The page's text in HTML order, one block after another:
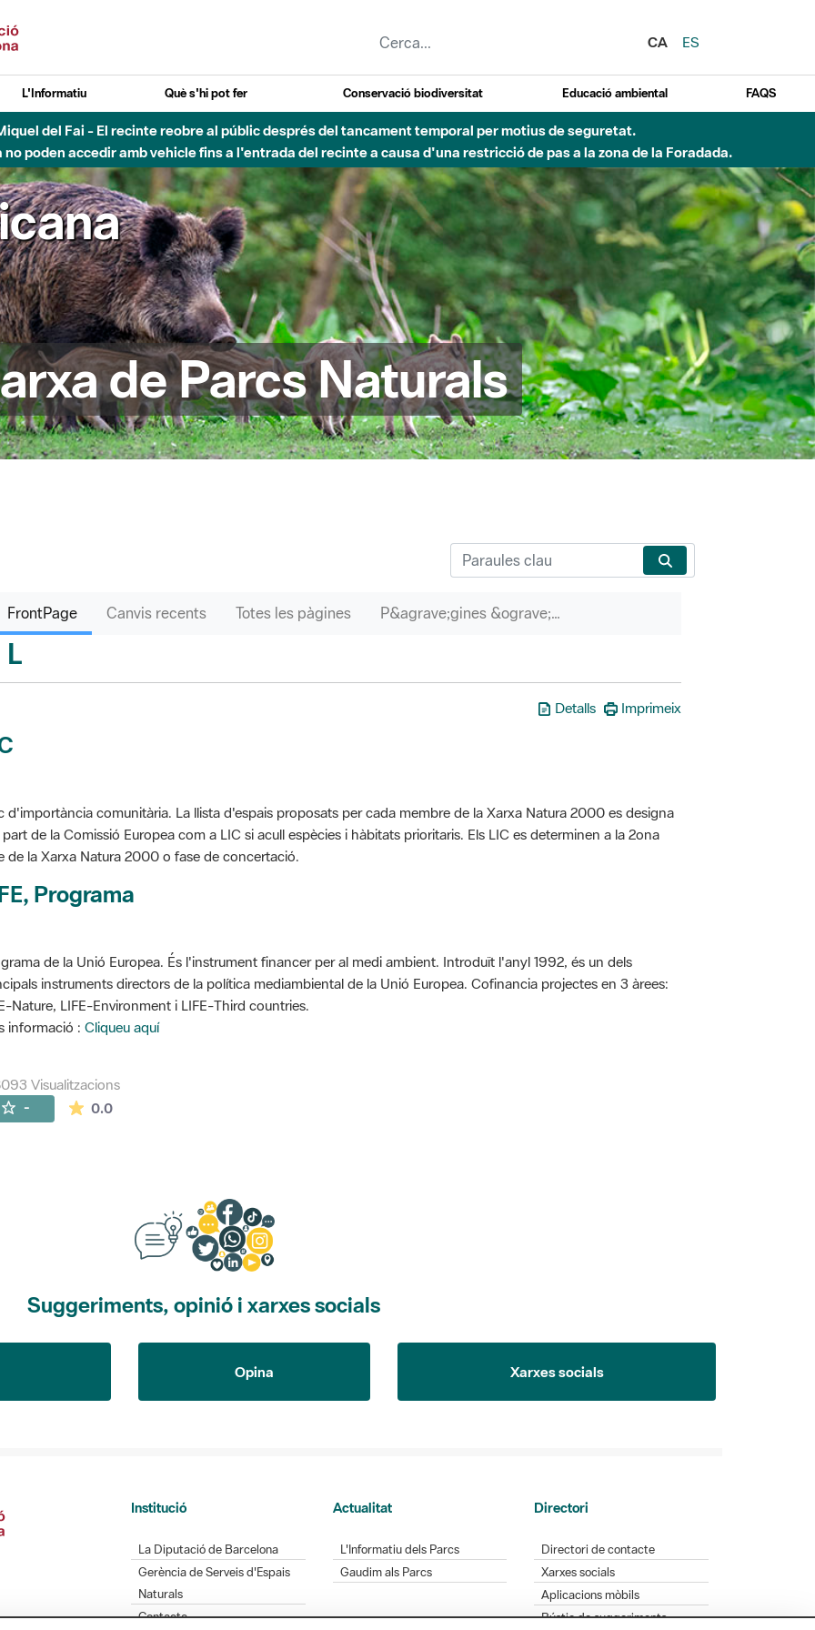
CA
ES
L'Informatiu Què s'hi pot fer Conservació biodiversitat Educació ambiental FAQS
del Fai - El recinte reobre al públic després del tancament temporal per motius de seguretat.
poden accedir amb vehicle fins a l'entrada del recinte a causa d'una restricció de pas a la zona de la Foradada.
de Parcs Naturals
FrontPage Canvis recents Totes les pàgines P&agrave;gines &ograve;rfenes
L
Detalls Imprimeix
d'importància comunitària. La llista d'espais proposats per cada membre de la Xarxa Natura 2000 es designa
de la Comissió Europea com a LIC si acull espècies i hàbitats prioritaris. Els LIC es determinen a la 2ona
de la Xarxa Natura 2000 o fase de concertació.
Programa
de la Unió Europea. És l'instrument financer per al medi ambient. Introduït l'anyl 1992, és un dels
instruments directors de la política mediambiental de la Unió Europea. Cofinancia projectes en 3 àrees:
Nature, LIFE-Environment i LIFE-Third countries.
informació : Cliqueu aquí
Visualitzacions
- 0.0La mitjana de les valoracions és de 0 estrelles de 5.
Suggeriments, opinió i xarxes socials
Opina Xarxes socials
Institució
La Diputació de Barcelona
Gerència de Serveis d'Espais
Naturals
Contacte
Actualitat
L'Informatiu dels Parcs
Gaudim als Parcs
Directori
Directori de contacte
Xarxes socials
Aplicacions mòbils
Bústia de suggeriments